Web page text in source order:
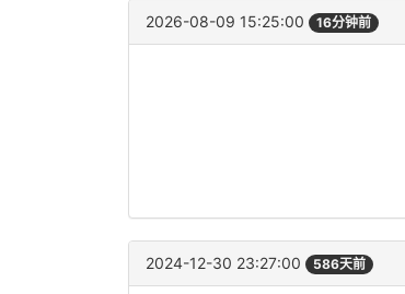
2026-08-09 15:25:00 16分钟前
2024-12-30 23:27:00 586天前